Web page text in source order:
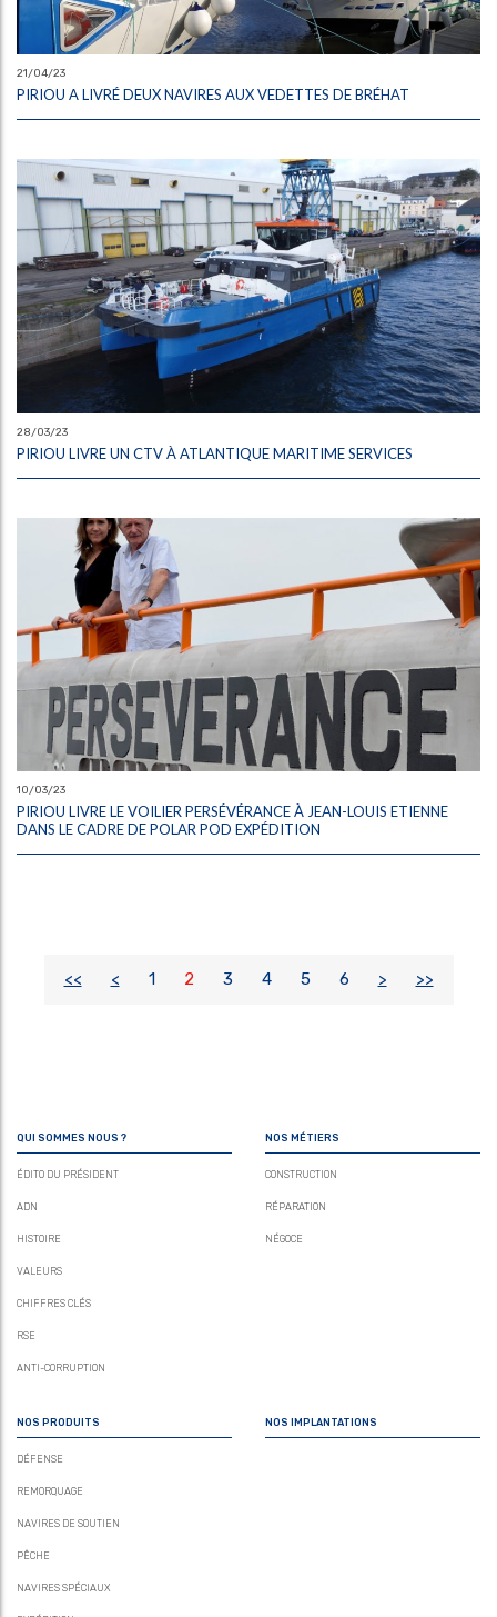
21/04/23
PIRIOU A LIVRÉ DEUX NAVIRES AUX VEDETTES DE BRÉHAT
28/03/23
PIRIOU LIVRE UN CTV À ATLANTIQUE MARITIME SERVICES
10/03/23
PIRIOU LIVRE LE VOILIER PERSÉVÉRANCE À JEAN-LOUIS ETIENNE
DANS LE CADRE DE POLAR POD EXPÉDITION
<< < 1 2 3 4 5 6 > >>
QUI SOMMES NOUS ?
ÉDITO DU PRÉSIDENT
ADN
HISTOIRE
VALEURS
CHIFFRES CLÉS
RSE
ANTI-CORRUPTION
NOS MÉTIERS
CONSTRUCTION
RÉPARATION
NÉGOCE
NOS PRODUITS
DÉFENSE
REMORQUAGE
NAVIRES DE SOUTIEN
PÊCHE
NAVIRES SPÉCIAUX
NOS IMPLANTATIONS